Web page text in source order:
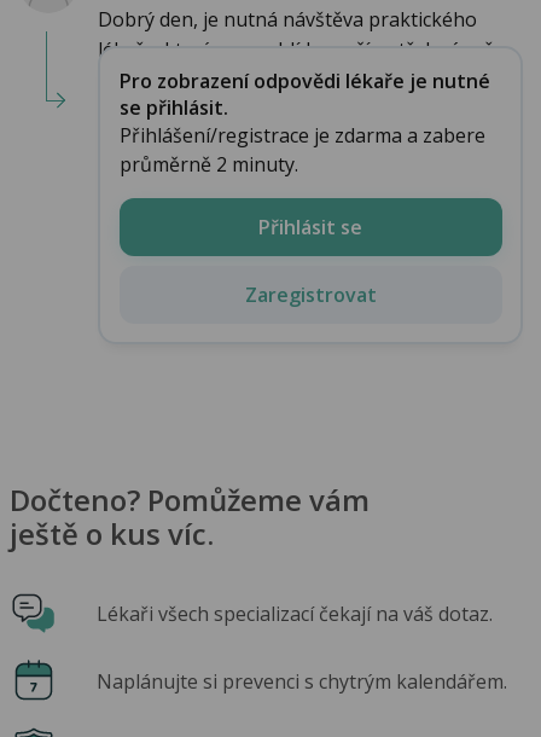
Dobrý den, je nutná návštěva praktického
lékaře, který po prohlídce určí potřebná vyš...
Pro zobrazení odpovědi lékaře je nutné
se přihlásit.
Přihlášení/registrace je zdarma a zabere
průměrně 2 minuty.
Přihlásit se
Zaregistrovat
Dočteno? Pomůžeme vám
ještě o kus víc.
Lékaři všech specializací čekají na váš dotaz.
Naplánujte si prevenci s chytrým kalendářem.